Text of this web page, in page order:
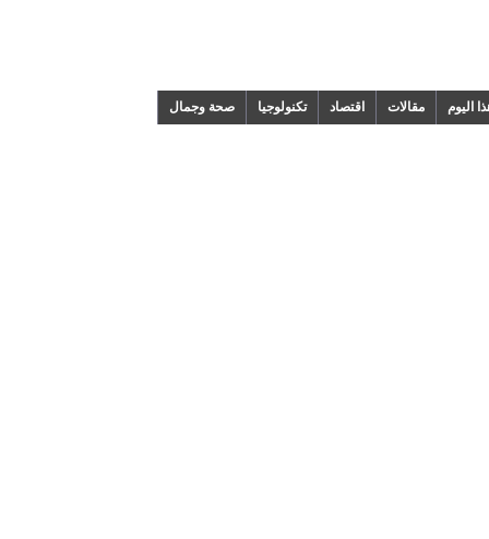
مقالات اقتصاد تكنولوجيا صحة وجمال